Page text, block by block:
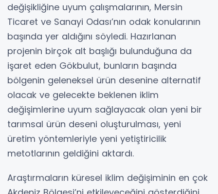
değişikliğine uyum çalışmalarının, Mersin
Ticaret ve Sanayi Odası’nın odak konularının
başında yer aldığını söyledi. Hazırlanan
projenin birçok alt başlığı bulunduğuna da
işaret eden Gökbulut, bunların başında
bölgenin geleneksel ürün desenine alternatif
olacak ve gelecekte beklenen iklim
değişimlerine uyum sağlayacak olan yeni bir
tarımsal ürün deseni oluşturulması, yeni
üretim yöntemleriyle yeni yetiştiricilik
metotlarının geldiğini aktardı.
Araştırmaların küresel iklim değişiminin en çok